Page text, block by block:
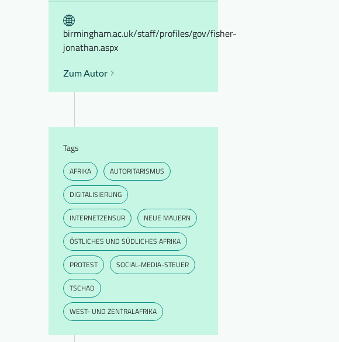
birmingham.ac.uk/staff/profiles/gov/fisher-
jonathan.aspx
Zum Autor
Tags
AFRIKA AUTORITARISMUS
DIGITALISIERUNG
INTERNETZENSUR NEUE MAUERN
ÖSTLICHES UND SÜDLICHES AFRIKA
PROTEST SOCIAL-MEDIA-STEUER
TSCHAD
WEST- UND ZENTRALAFRIKA